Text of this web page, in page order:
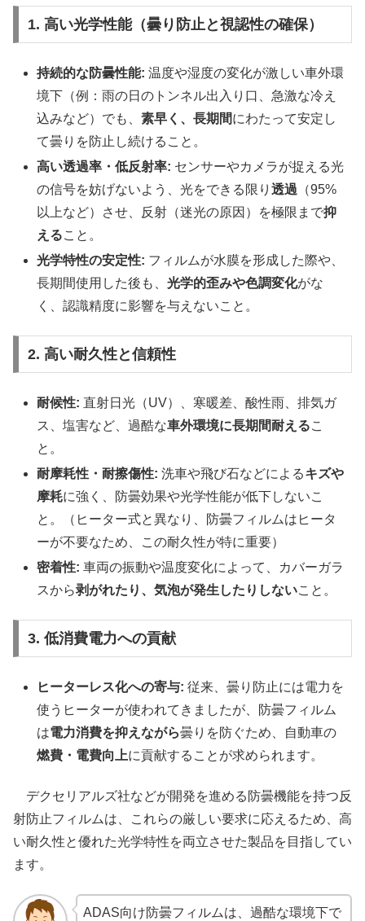
1. 高い光学性能（曇り防止と視認性の確保）
持続的な防曇性能: 温度や湿度の変化が激しい車外環
境下（例：雨の日のトンネル出入り口、急激な冷え
込みなど）でも、素早く、長期間にわたって安定し
て曇りを防止し続けること。
高い透過率・低反射率: センサーやカメラが捉える光
の信号を妨げないよう、光をできる限り透過 （95%
以上など）させ、反射（迷光の原因）を極限まで抑
えること。
光学特性の安定性: フィルムが水膜を形成した際や、
長期間使用した後も、光学的歪みや色調変化がな
く、認識精度に影響を与えないこと。
2. 高い耐久性と信頼性
耐候性: 直射日光（UV）、寒暖差、酸性雨、排気ガ
ス、塩害など、過酷な車外環境に長期間耐えるこ
と。
耐摩耗性・耐擦傷性: 洗車や飛び石などによるキズや
摩耗に強く、防曇効果や光学性能が低下しないこ
と。（ヒーター式と異なり、防曇フィルムはヒータ
ーが不要なため、この耐久性が特に重要）
密着性: 車両の振動や温度変化によって、カバーガラ
スから剥がれたり、気泡が発生したりしないこと。
3. 低消費電力への貢献
ヒーターレス化への寄与: 従来、曇り防止には電力を
使うヒーターが使われてきましたが、防曇フィルム
は電力消費を抑えながら曇りを防ぐため、自動車の
燃費・電費向上に貢献することが求められます。
デクセリアルズ社などが開発を進める防曇機能を持つ反
射防止フィルムは、これらの厳しい要求に応えるため、高
い耐久性と優れた光学特性を両立させた製品を目指してい
ます。
ADAS向け防曇フィルムは、過酷な環境下で